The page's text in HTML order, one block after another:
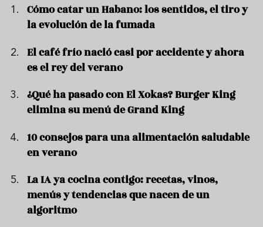
Cómo catar un Habano: los sentidos, el tiro y
la evolución de la fumada
El café frío nació casi por accidente y ahora
es el rey del verano
¿Qué ha pasado con El Xokas? Burger King
elimina su menú de Grand King
10 consejos para una alimentación saludable
en verano
La IA ya cocina contigo: recetas, vinos,
menús y tendencias que nacen de un
algoritmo